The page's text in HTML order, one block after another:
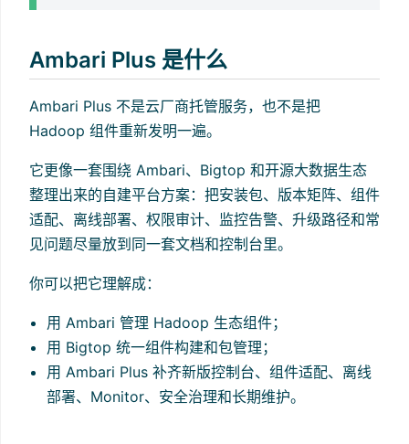
Ambari Plus 是什么
Ambari Plus 不是云厂商托管服务，也不是把
Hadoop 组件重新发明一遍。
它更像一套围绕 Ambari、Bigtop 和开源大数据生态
整理出来的自建平台方案：把安装包、版本矩阵、组件
适配、离线部署、权限审计、监控告警、升级路径和常
见问题尽量放到同一套文档和控制台里。
你可以把它理解成：
用 Ambari 管理 Hadoop 生态组件；
用 Bigtop 统一组件构建和包管理；
用 Ambari Plus 补齐新版控制台、组件适配、离线
部署、Monitor、安全治理和长期维护。